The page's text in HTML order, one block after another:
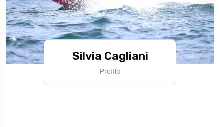
Silvia Cagliani
Profilo